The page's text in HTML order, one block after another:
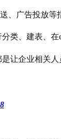
、广告投放等
类、建表、
让企业相关